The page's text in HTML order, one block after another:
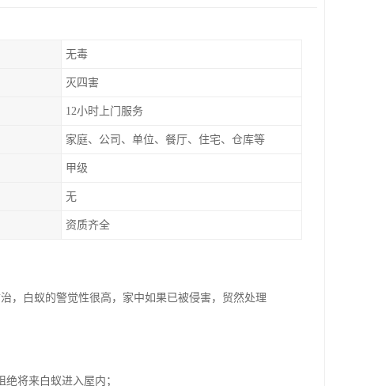
无毒
灭四害
12小时上门服务
家庭、公司、单位、餐厅、住宅、仓库等
甲级
无
资质齐全
，白蚁的警觉性很高，家中如果已被侵害，贸然处理
将来白蚁进入屋内；